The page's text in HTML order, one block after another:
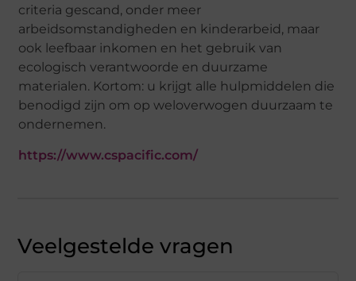
criteria gescand, onder meer
arbeidsomstandigheden en kinderarbeid, maar
ook leefbaar inkomen en het gebruik van
ecologisch verantwoorde en duurzame
materialen. Kortom: u krijgt alle hulpmiddelen die
benodigd zijn om op weloverwogen duurzaam te
ondernemen.
https://www.cspacific.com/
Veelgestelde vragen